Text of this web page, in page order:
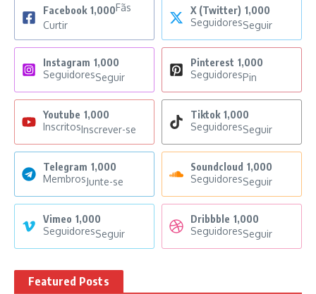
Facebook 1,000Fãs
Curtir
X (Twitter) 1,000
SeguidoresSeguir
Instagram 1,000
SeguidoresSeguir
Pinterest 1,000
SeguidoresPin
Youtube 1,000
InscritosInscrever-se
Tiktok 1,000
SeguidoresSeguir
Telegram 1,000
MembrosJunte-se
Soundcloud 1,000
SeguidoresSeguir
Vimeo 1,000
SeguidoresSeguir
Dribbble 1,000
SeguidoresSeguir
Featured Posts